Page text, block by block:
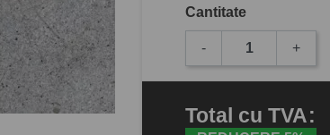
Cantitate
- +
Total cu TVA: